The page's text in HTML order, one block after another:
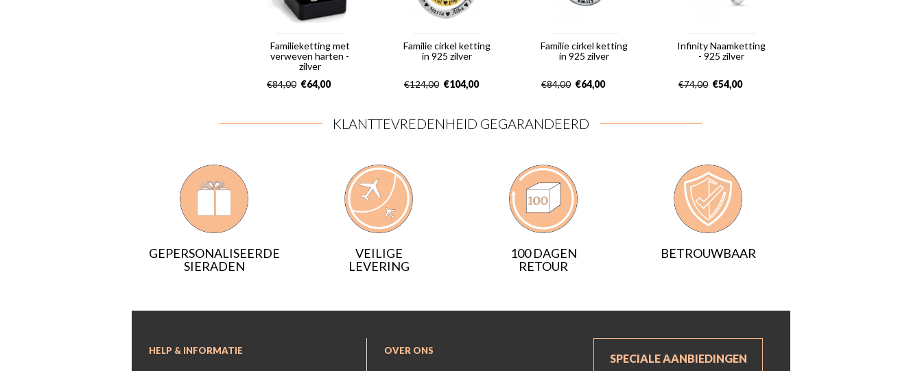
Familieketting met
verweven harten -
zilver
€84,00 €64,00
Familie cirkel ketting
in 925 zilver
€124,00 €104,00
Familie cirkel ketting
in 925 zilver
€84,00 €64,00
Infinity Naamketting
- 925 zilver
€74,00 €54,00
KLANTTEVREDENHEID GEGARANDEERD
100 DAGEN
RETOUR
BETROUWBAAR
GEPERSONALISEERDE
SIERADEN
VEILIGE
LEVERING
HELP & INFORMATIE OVER ONS
SPECIALE AANBIEDINGEN